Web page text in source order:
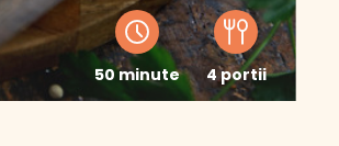
50 minute 4 portii